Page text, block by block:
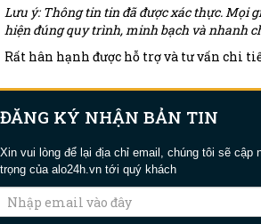
Lưu ý: Thông tin tin đã được xác thực. Mọi
hiện đúng quy trình, minh bạch và nhanh
Rất hân hạnh được hỗ trợ và tư vấn chi
ĐĂNG KÝ NHẬN BẢN TIN
Xin vui lòng để lại địa chỉ email, chúng tôi sẽ cập
trọng của alo24h.vn tới quý khách